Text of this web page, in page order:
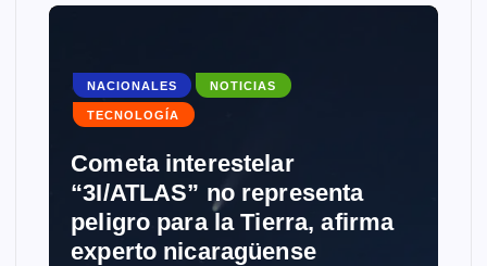
NACIONALES NOTICIAS
TECNOLOGÍA
Cometa interestelar
“3I/ATLAS” no representa
peligro para la Tierra, afirma
experto nicaragüense